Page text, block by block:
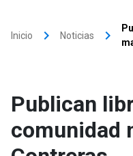
Inicio keyboard_arrow_right Noticias keyboard_arrow_right
Publican
comunidad